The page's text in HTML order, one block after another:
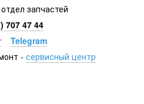
запчастей
707 47 44
Telegram
- сервисный центр